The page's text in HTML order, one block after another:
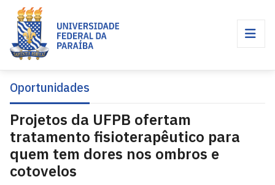
Oportunidades
Projetos da UFPB ofertam
tratamento fisioterapêutico para
quem tem dores nos ombros e
cotovelos